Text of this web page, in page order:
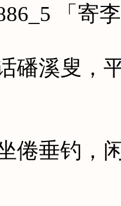
「寄李
溪叟，平
垂钓，闲